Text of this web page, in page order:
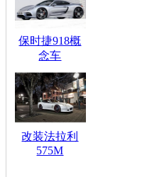
保时捷918概
念车
改装法拉利
575M